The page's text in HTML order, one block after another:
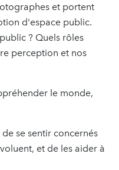
et portent
d'espace public.
? Quels rôles
perception et nos
le monde,
se sentir concernés
et de les aider à